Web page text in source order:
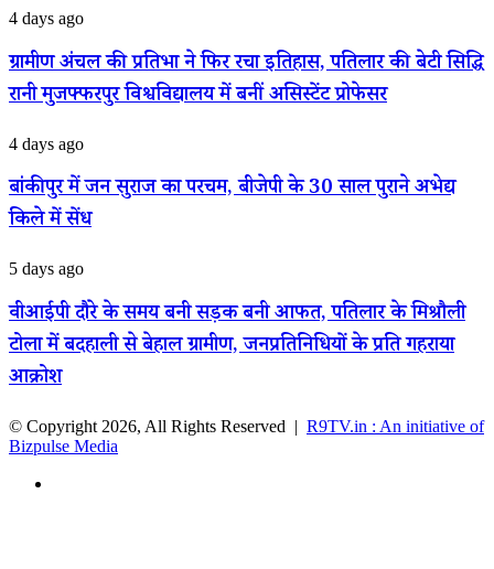
बनाए
रखने
पर
नेपाल
का
आश्वासन
में
प्रियंका
देवी
के
लाल
प्रथम
स्थान
प्राप्त
कर
क्षेत्र
नाम
रोशन
ग्रामीण
की
प्रतिभा
ने
रचा
इतिहास,
पतिलार
की
बेटी
मुजफ्फरपुर
विश्वविद्यालय
में
बनीं
असिस्टेंट
प्रोफेसर
4 days ago
ग्रामीण अंचल की प्रतिभा ने फिर रचा इतिहास, पतिलार की बेटी सिद्धि
रानी मुजफ्फरपुर विश्वविद्यालय में बनीं असिस्टेंट प्रोफेसर
बांकीपुर
जन
सुराज
का
बीजेपी
30
साल
पुराने
अभेद्य
किले
सेंध
4 days ago
बांकीपुर में जन सुराज का परचम, बीजेपी के 30 साल पुराने अभेद्य
किले में सेंध
वीआईपी
के
समय
बनी
सड़क
बनी
पतिलार
के
टोला
5 days ago
वीआईपी दौरे के समय बनी सड़क बनी आफत, पतिलार के मिश्रौली
टोला में बदहाली से बेहाल ग्रामीण, जनप्रतिनिधियों के प्रति गहराया
आक्रोश
© Copyright 2026, All Rights Reserved | R9TV.in : An initiative of
Bizpulse Media